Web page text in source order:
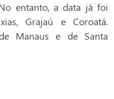
entanto, a data já foi
Grajaú e Coroatá.
Manaus e de Santa